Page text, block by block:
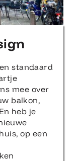
standaard
mee over
balkon,
heb je
op een